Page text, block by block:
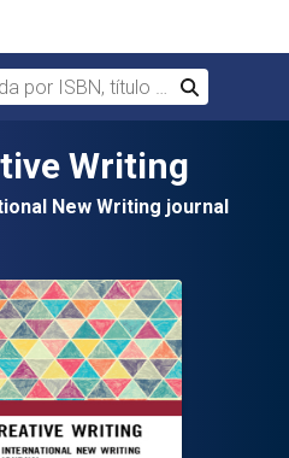
por ISBN, título o autor
Buscar
Writing
New Writing journal